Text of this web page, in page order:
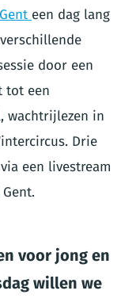
een dag lang
door een
tot een
wachtrijlezen in
Drie
een livestream
voor jong en
willen we